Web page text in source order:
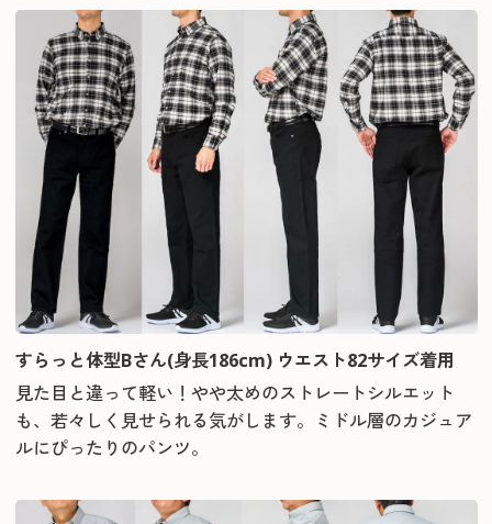
すらっと体型Bさん(身長186cm) ウエスト82サイズ着用
見た目と違って軽い！やや太めのストレートシルエット
も、若々しく見せられる気がします。ミドル層のカジュア
ルにぴったりのパンツ。